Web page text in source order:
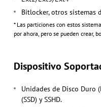
Bitlocker, otros sistemas
* Las particiones con estos
por ahora, pero se pueden crear,
Dispositivo
Unidades de Disco Duro
(SSD) y SSHD.